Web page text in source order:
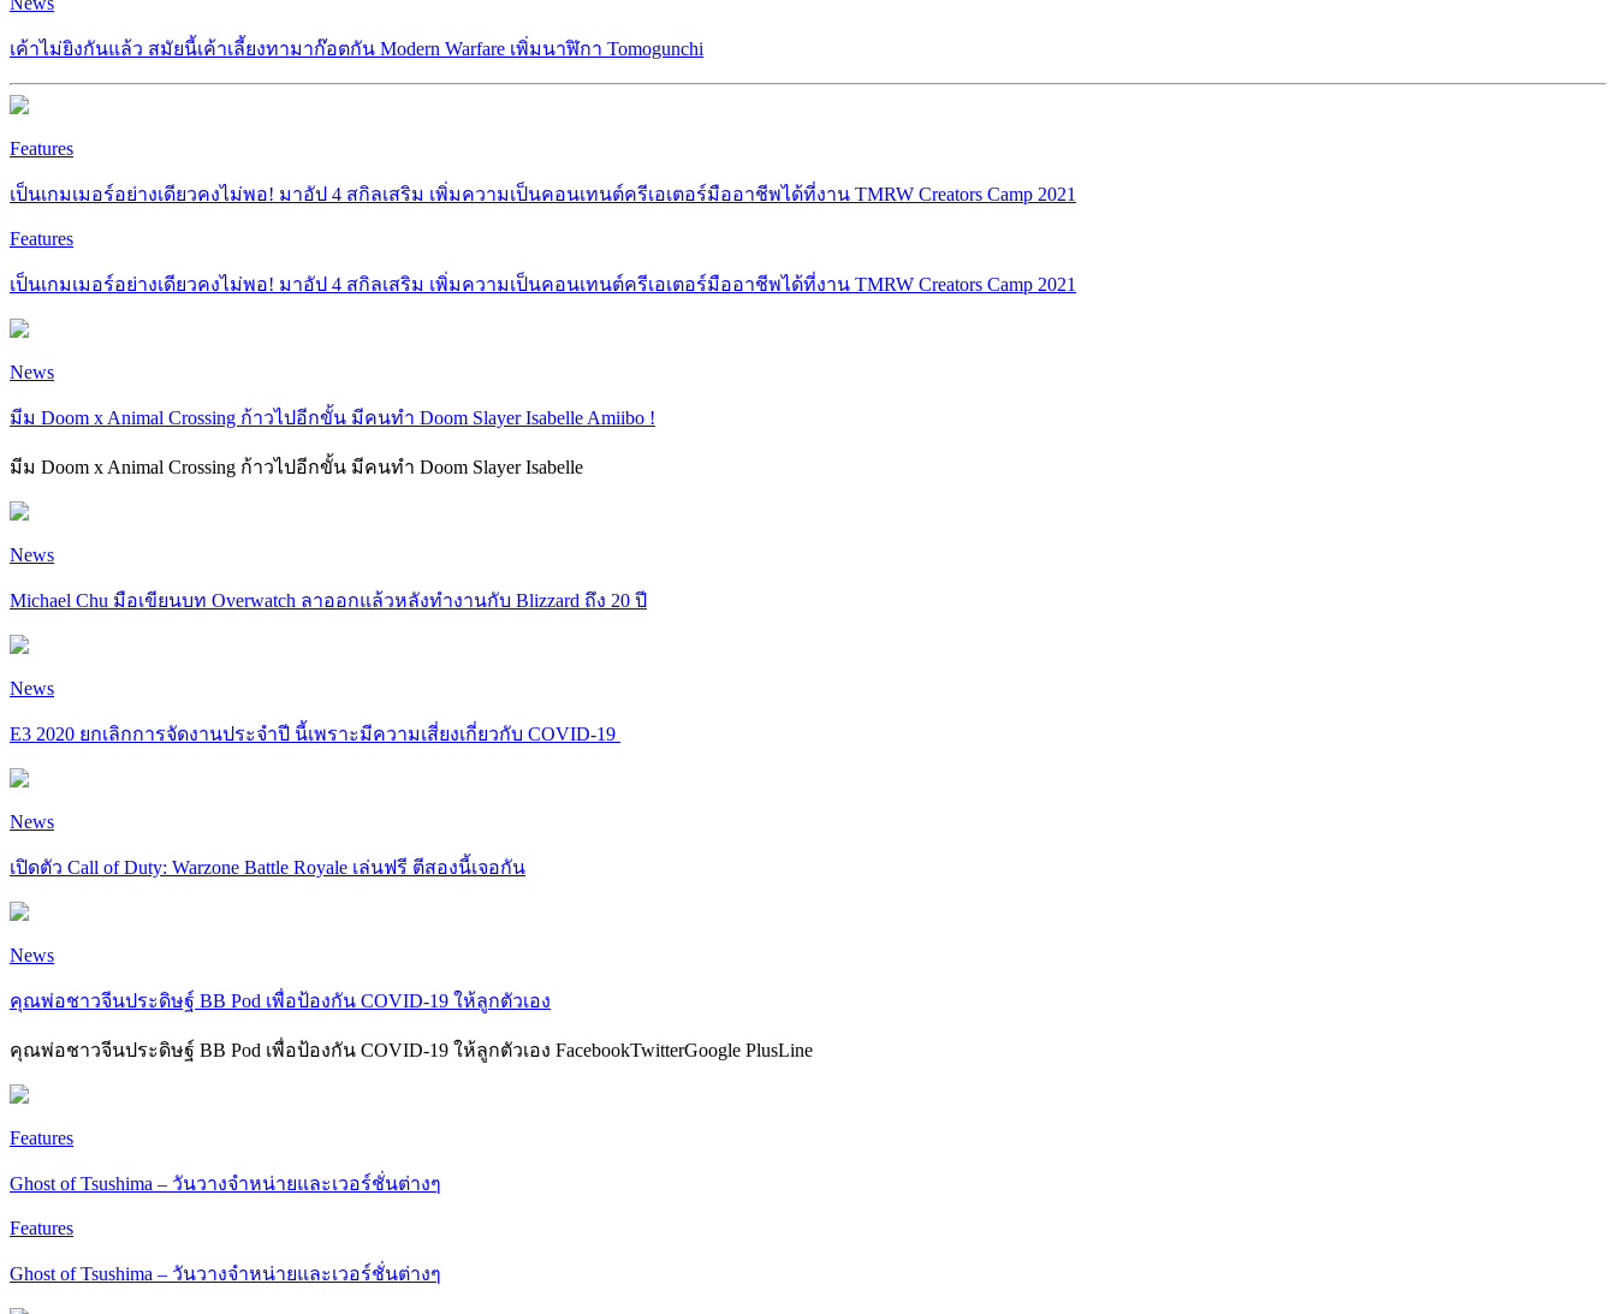
เค้าไม่ยิงกันแล้ว สมัยนี้เค้าเลี้ยงทามาก๊อตกัน Modern Warfare เพิ่มนาฬิกา Tomogunchi
Features
เป็นเกมเมอร์อย่างเดียวคงไม่พอ! มาอัป 4 สกิลเสริม เพิ่มความเป็นคอนเทนต์ครีเอเตอร์มืออาชีพได้ที่งาน TMRW Creators Camp 2021
Features
เป็นเกมเมอร์อย่างเดียวคงไม่พอ! มาอัป 4 สกิลเสริม เพิ่มความเป็นคอนเทนต์ครีเอเตอร์มืออาชีพได้ที่งาน TMRW Creators Camp 2021
News
มีม Doom x Animal Crossing ก้าวไปอีกขั้น มีคนทำ Doom Slayer Isabelle Amiibo !
มีม Doom x Animal Crossing ก้าวไปอีกขั้น มีคนทำ Doom Slayer Isabelle
News
Michael Chu มือเขียนบท Overwatch ลาออกแล้วหลังทำงานกับ Blizzard ถึง 20 ปี
News
E3 2020 ยกเลิกการจัดงานประจำปี นี้เพราะมีความเสี่ยงเกี่ยวกับ COVID-19
News
เปิดตัว Call of Duty: Warzone Battle Royale เล่นฟรี ตีสองนี้เจอกัน
News
คุณพ่อชาวจีนประดิษฐ์ BB Pod เพื่อป้องกัน COVID-19 ให้ลูกตัวเอง
คุณพ่อชาวจีนประดิษฐ์ BB Pod เพื่อป้องกัน COVID-19 ให้ลูกตัวเอง FacebookTwitterGoogle PlusLine
Features
Ghost of Tsushima – วันวางจำหน่ายและเวอร์ชั่นต่างๆ
Features
Ghost of Tsushima – วันวางจำหน่ายและเวอร์ชั่นต่างๆ